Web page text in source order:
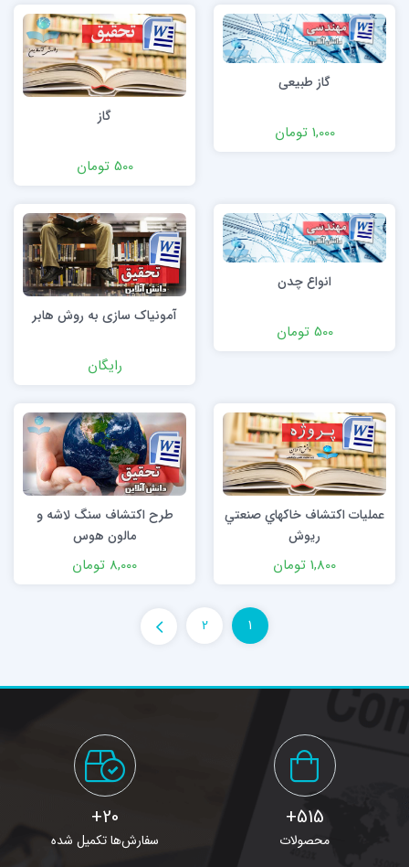
گاز طبیعی
1,000 تومان
گاز
500 تومان
انواع چدن
500 تومان
آمونیاک سازی به روش هابر
رایگان
عمليات اكتشاف خاكهاي صنعتي
ريوش
1,800 تومان
طرح اكتشاف سنگ لاشه و
مالون هوس
8,000 تومان
1
2
515+
محصولات
20+
سفارش‌ها تکمیل شده